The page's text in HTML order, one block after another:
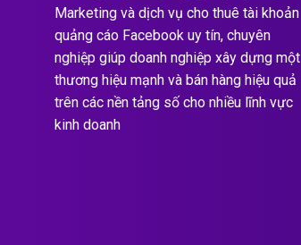
Marketing và dịch vụ cho thuê tài khoản
quảng cáo Facebook uy tín, chuyên
nghiệp giúp doanh nghiệp xây dựng một
thương hiệu mạnh và bán hàng hiệu quả
trên các nền tảng số cho nhiều lĩnh vực
kinh doanh